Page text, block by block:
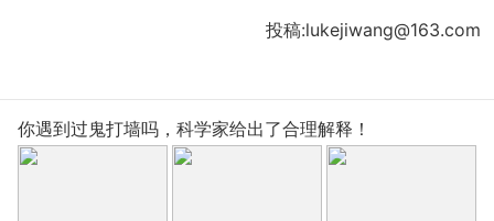
投稿:lukejiwang@163.com
你遇到过鬼打墙吗，科学家给出了合理解释！